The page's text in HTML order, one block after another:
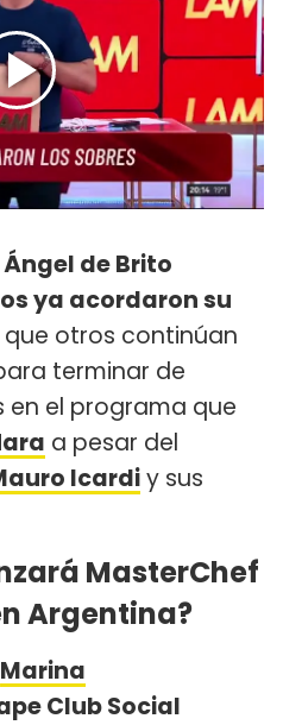
Ángel de Brito
ya acordaron su
que otros continúan
terminar de
en el programa que
a pesar del
Icardiy sus
MasterChef
Argentina?
Marina
Club Social